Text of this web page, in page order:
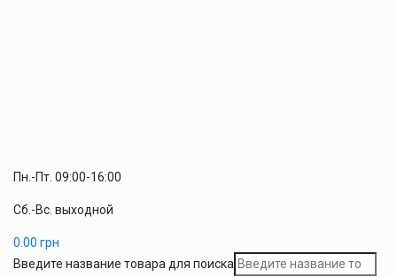
Пн.-Пт. 09:00-16:00
Сб.-Вс. выходной
0.00 грн
Введите название товара для поиска